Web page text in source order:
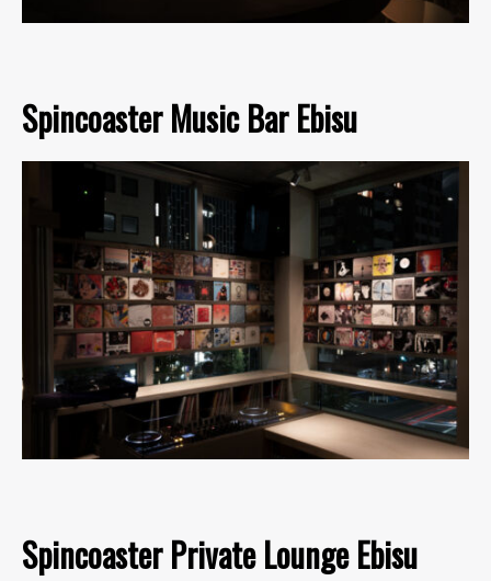
Spincoaster Music Bar Ebisu
Spincoaster Private Lounge Ebisu